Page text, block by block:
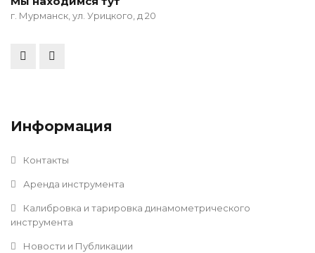
г. Мурманск, ул. Урицкого, д 20
Информация
Контакты
Аренда инструмента
Калибровка и тарировка динамометрического
инструмента
Новости и Публикации